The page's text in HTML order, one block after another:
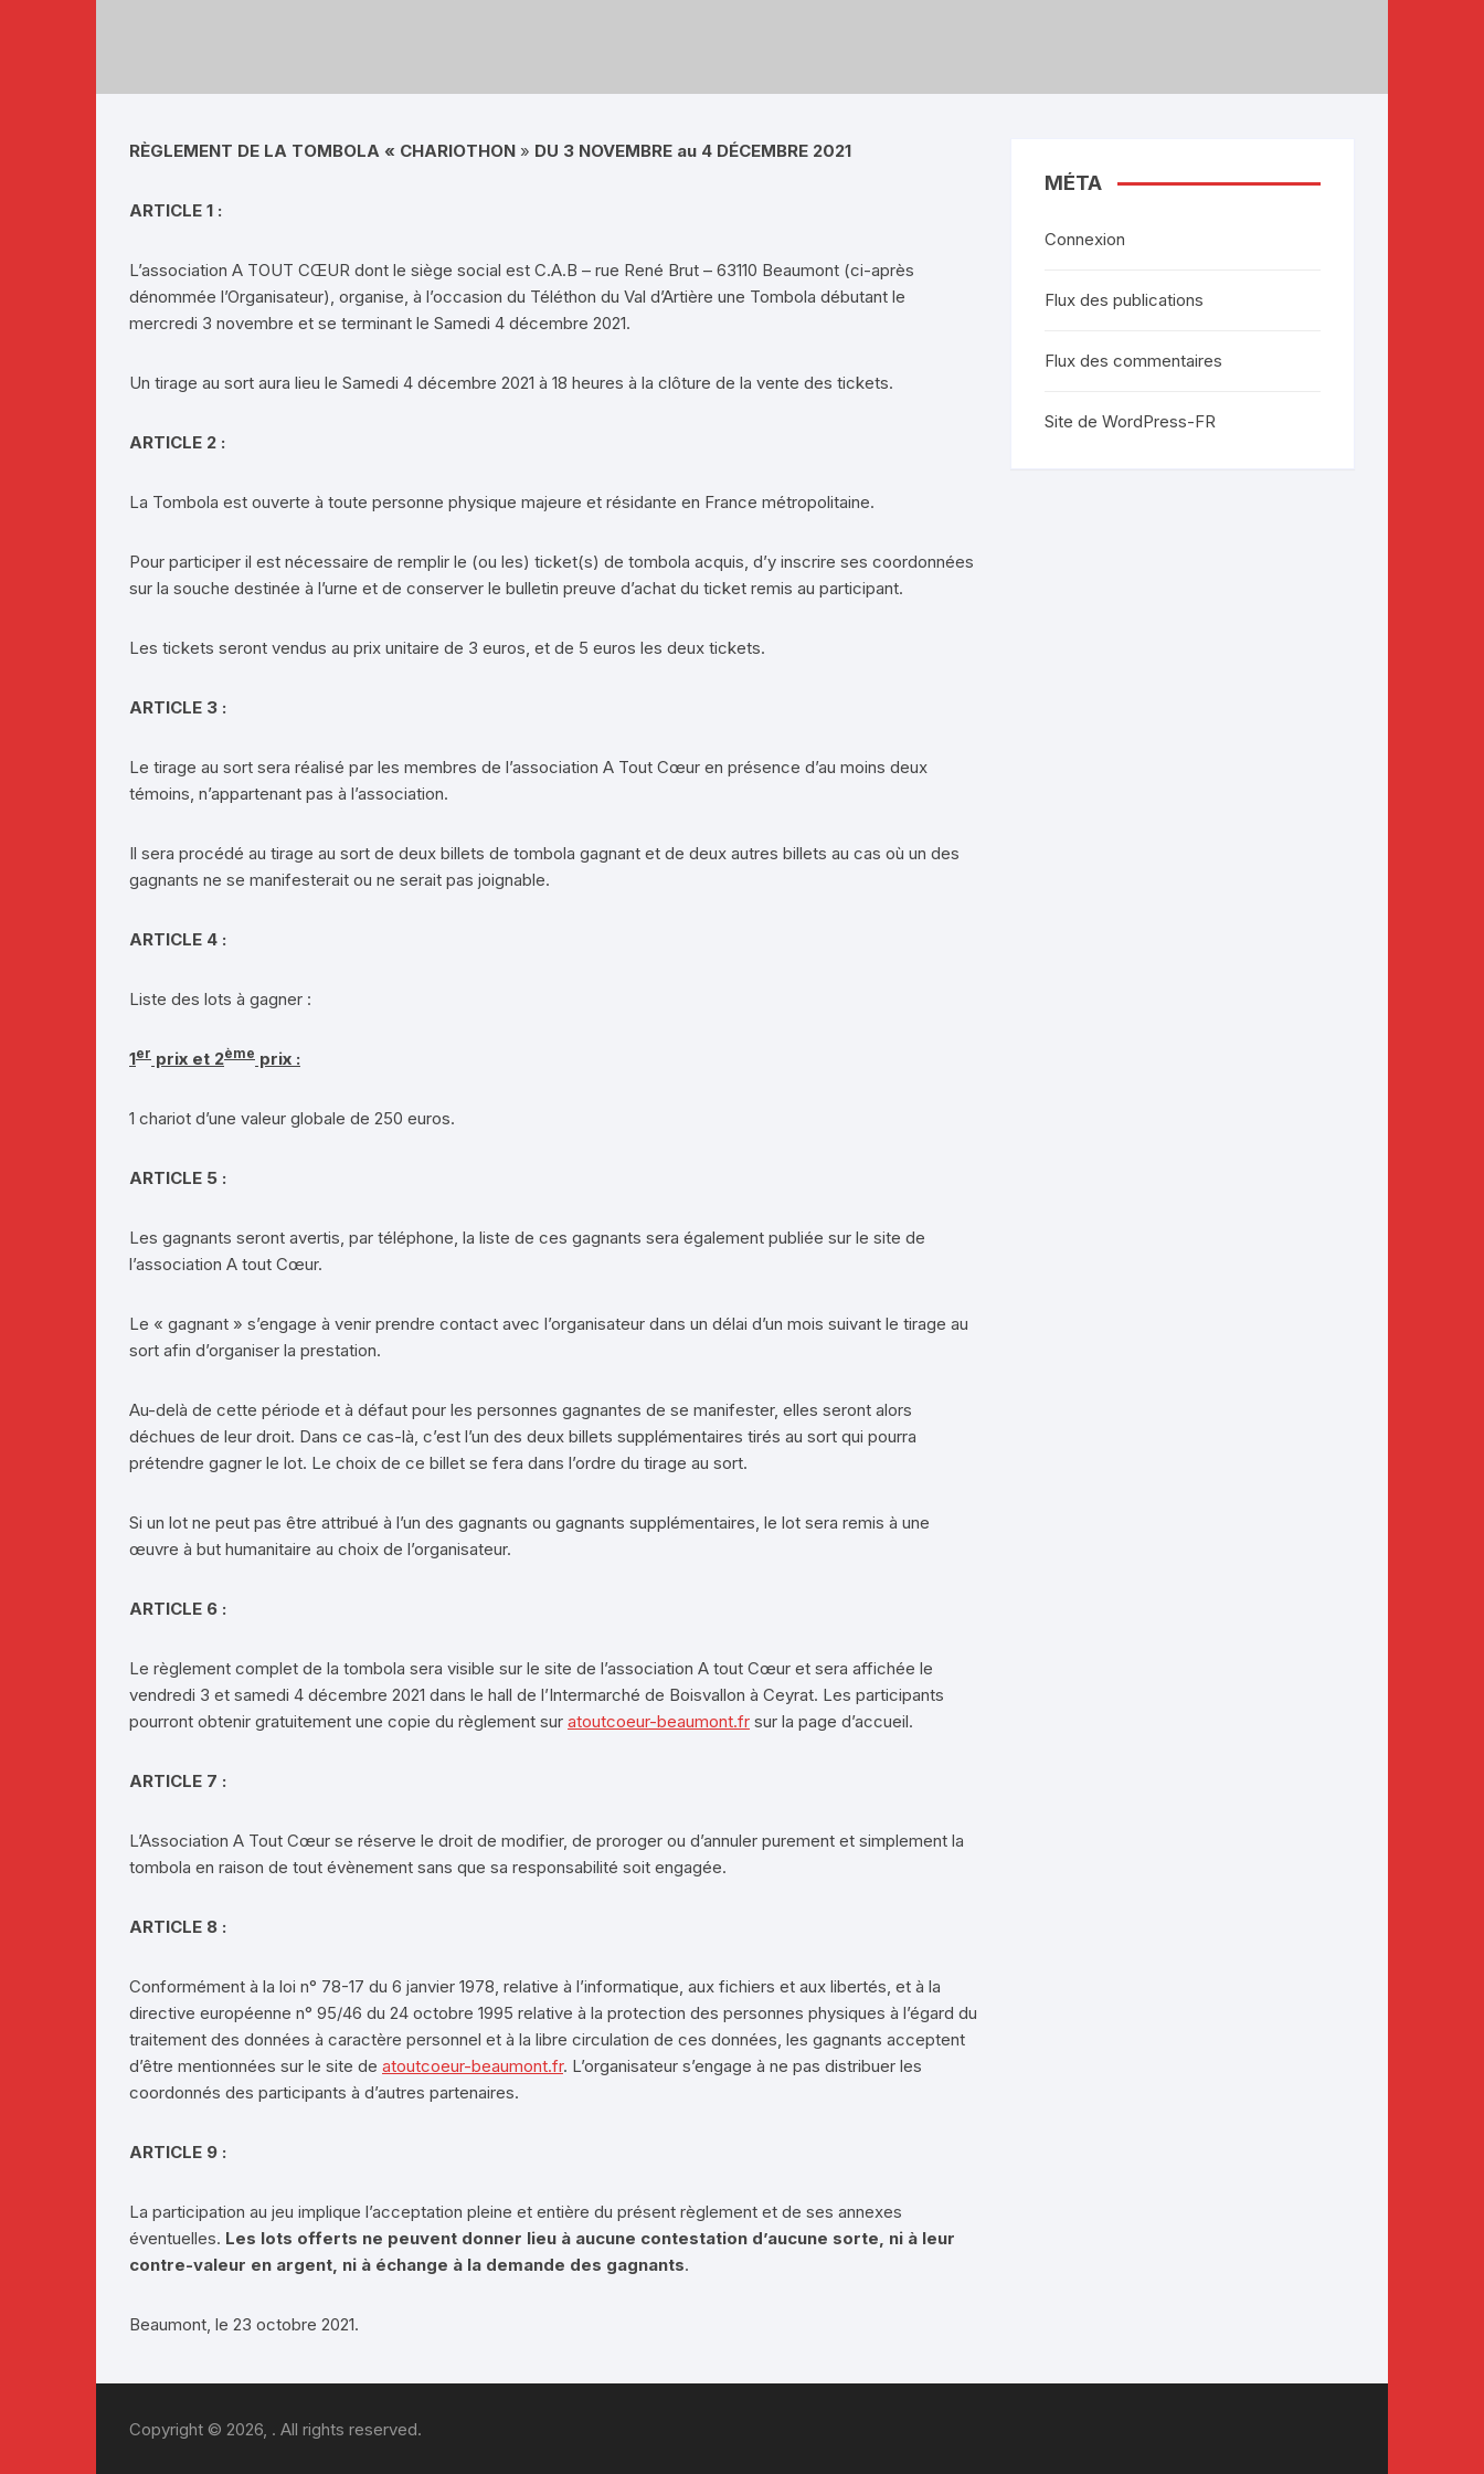
RÈGLEMENT DE LA TOMBOLA « CHARIOTHON » DU 3 NOVEMBRE au 4 DÉCEMBRE 2021
ARTICLE 1 :
L’association A TOUT CŒUR dont le siège social est C.A.B – rue René Brut – 63110 Beaumont (ci-après
dénommée l’Organisateur), organise, à l’occasion du Téléthon du Val d’Artière une Tombola débutant le
mercredi 3 novembre et se terminant le Samedi 4 décembre 2021.
Un tirage au sort aura lieu le Samedi 4 décembre 2021 à 18 heures à la clôture de la vente des tickets.
ARTICLE 2 :
La Tombola est ouverte à toute personne physique majeure et résidante en France métropolitaine.
Pour participer il est nécessaire de remplir le (ou les) ticket(s) de tombola acquis, d’y inscrire ses coordonnées
sur la souche destinée à l’urne et de conserver le bulletin preuve d’achat du ticket remis au participant.
Les tickets seront vendus au prix unitaire de 3 euros, et de 5 euros les deux tickets.
ARTICLE 3 :
Le tirage au sort sera réalisé par les membres de l’association A Tout Cœur en présence d’au moins deux
témoins, n’appartenant pas à l’association.
Il sera procédé au tirage au sort de deux billets de tombola gagnant et de deux autres billets au cas où un des
gagnants ne se manifesterait ou ne serait pas joignable.
ARTICLE 4 :
Liste des lots à gagner :
1er prix et 2ème prix :
1 chariot d’une valeur globale de 250 euros.
ARTICLE 5 :
Les gagnants seront avertis, par téléphone, la liste de ces gagnants sera également publiée sur le site de
l’association A tout Cœur.
Le « gagnant » s’engage à venir prendre contact avec l’organisateur dans un délai d’un mois suivant le tirage au
sort afin d’organiser la prestation.
Au-delà de cette période et à défaut pour les personnes gagnantes de se manifester, elles seront alors
déchues de leur droit. Dans ce cas-là, c’est l’un des deux billets supplémentaires tirés au sort qui pourra
prétendre gagner le lot. Le choix de ce billet se fera dans l’ordre du tirage au sort.
Si un lot ne peut pas être attribué à l’un des gagnants ou gagnants supplémentaires, le lot sera remis à une
œuvre à but humanitaire au choix de l’organisateur.
ARTICLE 6 :
Le règlement complet de la tombola sera visible sur le site de l’association A tout Cœur et sera affichée le
vendredi 3 et samedi 4 décembre 2021 dans le hall de l’Intermarché de Boisvallon à Ceyrat. Les participants
pourront obtenir gratuitement une copie du règlement sur atoutcoeur-beaumont.fr sur la page d’accueil.
ARTICLE 7 :
L’Association A Tout Cœur se réserve le droit de modifier, de proroger ou d’annuler purement et simplement la
tombola en raison de tout évènement sans que sa responsabilité soit engagée.
ARTICLE 8 :
Conformément à la loi n° 78-17 du 6 janvier 1978, relative à l’informatique, aux fichiers et aux libertés, et à la
directive européenne n° 95/46 du 24 octobre 1995 relative à la protection des personnes physiques à l’égard du
traitement des données à caractère personnel et à la libre circulation de ces données, les gagnants acceptent
d’être mentionnées sur le site de atoutcoeur-beaumont.fr. L’organisateur s’engage à ne pas distribuer les
coordonnés des participants à d’autres partenaires.
ARTICLE 9 :
La participation au jeu implique l’acceptation pleine et entière du présent règlement et de ses annexes
éventuelles. Les lots offerts ne peuvent donner lieu à aucune contestation d’aucune sorte, ni à leur
contre-valeur en argent, ni à échange à la demande des gagnants.
Beaumont, le 23 octobre 2021.
MÉTA
Connexion
Flux des publications
Flux des commentaires
Site de WordPress-FR
Copyright © 2026, . All rights reserved.